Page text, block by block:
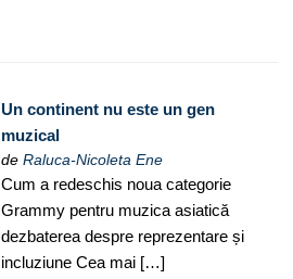
Un continent nu este un gen
muzical
deRaluca-Nicoleta Ene
Cum a redeschis noua categorie
Grammy pentru muzica asiatică
dezbaterea despre reprezentare și
incluziune Cea mai […]